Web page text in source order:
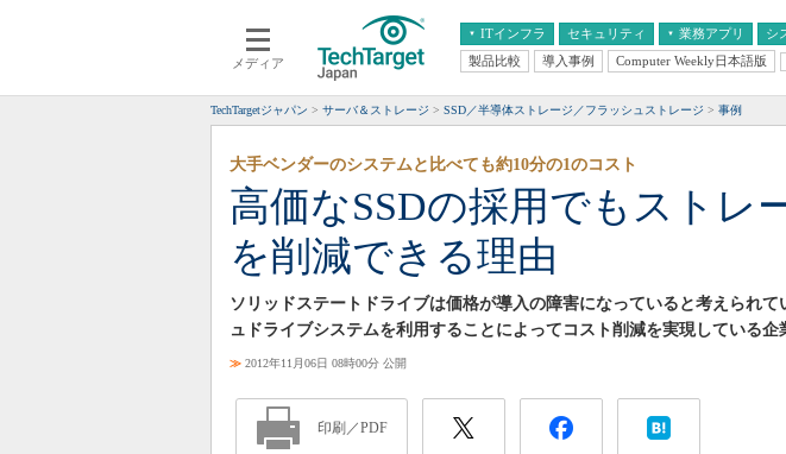
メディア
ITインフラ
クラウド
スマートモバイル
ネットワーク
システム運用管理
セキュリティ 業務アプリ
エンタープライズAI
ERP
CX
情報系システム
シ
経営とIT
中堅・中小企業とIT
医療IT
教育IT
製品比較 導入事例 Computer Weekly日本語版
TechTargetジャパン サーバ＆ストレージ SSD／半導体ストレージ／フラッシュストレージ 事例
高価なSSDの採用でもストレ
を削減できる理由
大手ベンダーのシステムと比べても約10分の1のコスト
ソリッドステートドライブは価格が導入の障害になっていると考えられ
ュドライブシステムを利用することによってコスト削減を実現している企
≫ 2012年11月06日 08時00分 公開
印刷／PDF